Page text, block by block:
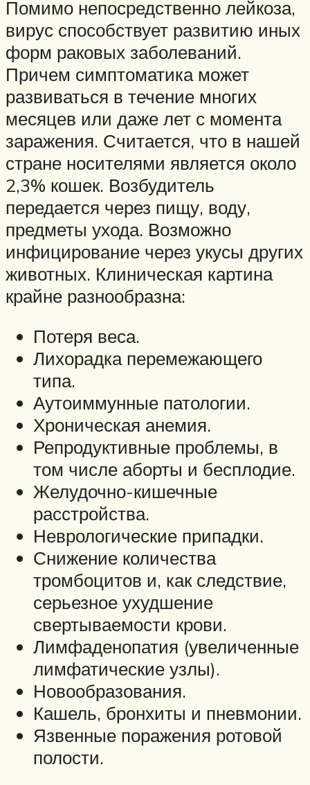
Помимо непосредственно лейкоза,
вирус способствует развитию иных
форм раковых заболеваний.
Причем симптоматика может
развиваться в течение многих
месяцев или даже лет с момента
заражения. Считается, что в нашей
стране носителями является около
2,3% кошек. Возбудитель
передается через пищу, воду,
предметы ухода. Возможно
инфицирование через укусы других
животных. Клиническая картина
крайне разнообразна:
Потеря веса.
Лихорадка перемежающего
типа.
Аутоиммунные патологии.
Хроническая анемия.
Репродуктивные проблемы, в
том числе аборты и бесплодие.
Желудочно-кишечные
расстройства.
Неврологические припадки.
Снижение количества
тромбоцитов и, как следствие,
серьезное ухудшение
свертываемости крови.
Лимфаденопатия (увеличенные
лимфатические узлы).
Новообразования.
Кашель, бронхиты и пневмонии.
Язвенные поражения ротовой
полости.